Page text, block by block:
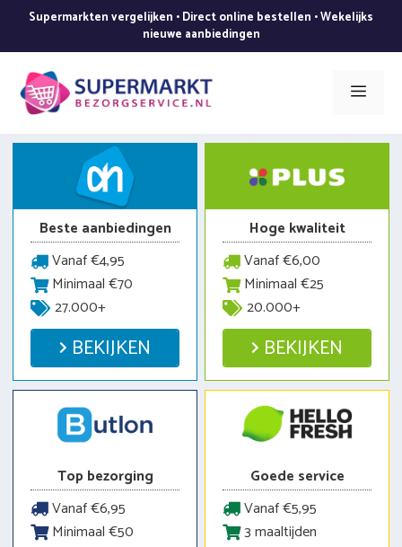
de
inhoud
Supermarkten vergelijken • Direct online bestellen • Wekelijks
nieuwe aanbiedingen
Menu
Beste aanbiedingen
Vanaf €4,95
Minimaal €70
27.000+
BEKIJKEN
Hoge kwaliteit
Vanaf €6,00
Minimaal €25
20.000+
BEKIJKEN
Top bezorging
Vanaf €6,95
Minimaal €50
Goede service
Vanaf €5,95
3 maaltijden